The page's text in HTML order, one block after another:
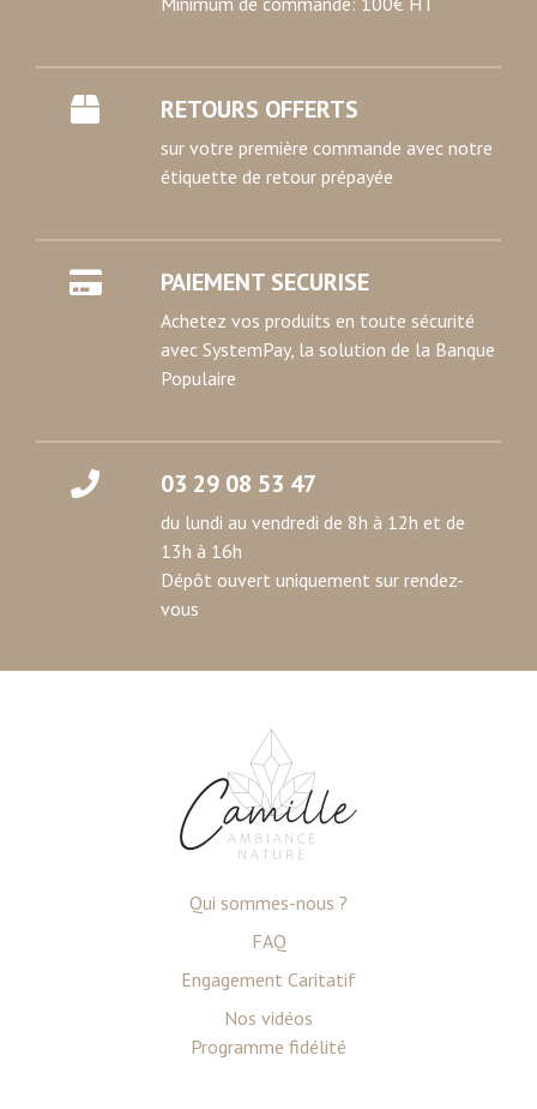
médias sociaux et d'analyser notre trafic. Nous
notre site avec nos partenaires de médias sociaux, de
publicité et d'analyse, qui peuvent combiner celles-ci
ou qu'ils ont collectées lors de votre utilisation de leurs
RETOURS OFFERTS
sur votre première commande avec notre
étiquette de retour prépayée
PAIEMENT SECURISE
Achetez vos produits en toute sécurité
avec SystemPay, la solution de la Banque
Populaire
03 29 08 53 47
du lundi au vendredi de 8h à 12h et de
13h à 16h
Dépôt ouvert uniquement sur rendez-
vous
Qui sommes-nous ?
FAQ
Engagement Caritatif
Nos vidéos
Programme fidélité